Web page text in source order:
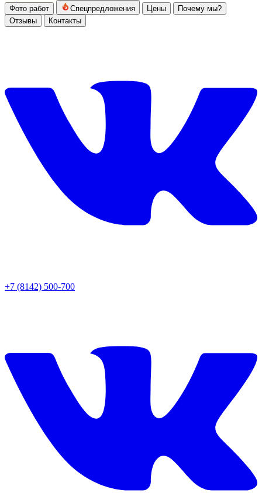
Фото работ Спецпредложения Цены
Почему мы?
Отзывы
Контакты
+7 (8142) 500-700